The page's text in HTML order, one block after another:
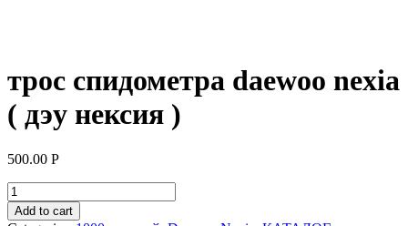
трос спидометра daewoo nexia
( дэу нексия )
500.00 Р
трос
спидометра
daewoo
Add to cart